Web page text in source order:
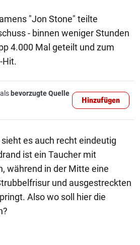
"Jon Stone" teilte
- binnen weniger Stunden
4.000 Mal geteilt und zum
Hit.
bevorzugte Quelle
Hinzufügen
es auch recht eindeutig
ist ein Taucher mit
während in der Mitte eine
und ausgestreckten
Also wo soll hier die